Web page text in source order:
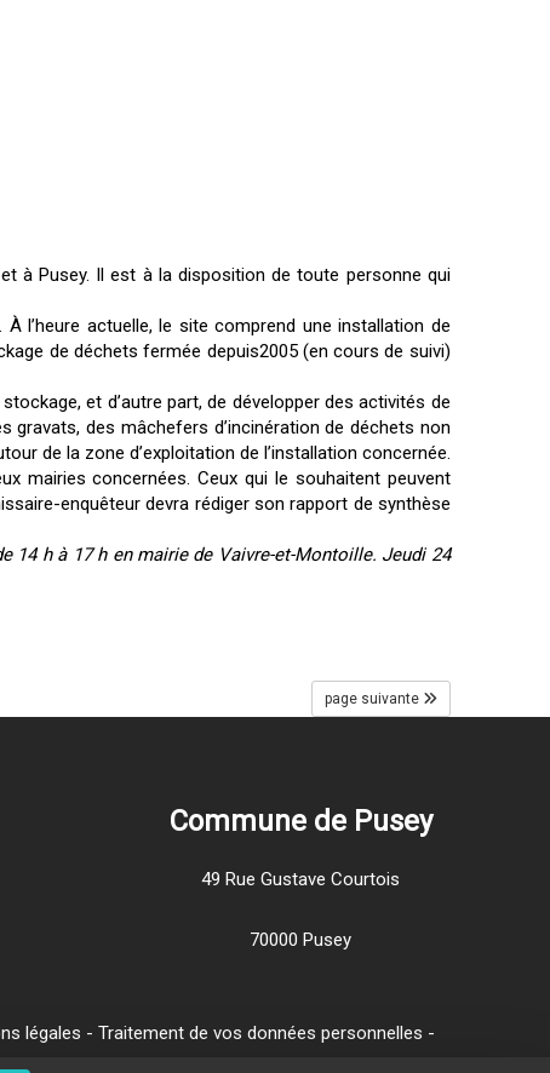
à Pusey. Il est à la disposition de toute personne qui
l’heure actuelle, le site comprend une installation de
de déchets fermée depuis2005 (en cours de suivi)
et d’autre part, de développer des activités de
des mâchefers d’incinération de déchets non
de la zone d’exploitation de l’installation concernée.
mairies concernées. Ceux qui le souhaitent peuvent
enquêteur devra rédiger son rapport de synthèse
14 h à 17 h en mairie de Vaivre-et-Montoille. Jeudi 24
page suivante
Commune de Pusey
49 Rue Gustave Courtois
70000 Pusey
légales - Traitement de vos données personnelles -